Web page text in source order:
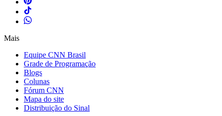
Mais
Equipe CNN Brasil
Grade de Programação
Blogs
Colunas
Fórum CNN
Mapa do site
Distribuição do Sinal